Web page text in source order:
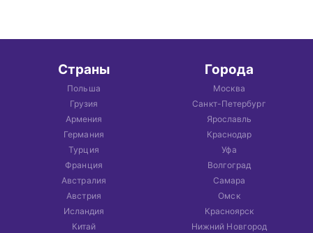
Страны
Польша
Грузия
Армения
Германия
Турция
Франция
Австралия
Австрия
Исландия
Китай
Города
Москва
Санкт-Петербург
Ярославль
Краснодар
Уфа
Волгоград
Самара
Омск
Красноярск
Нижний Новгород